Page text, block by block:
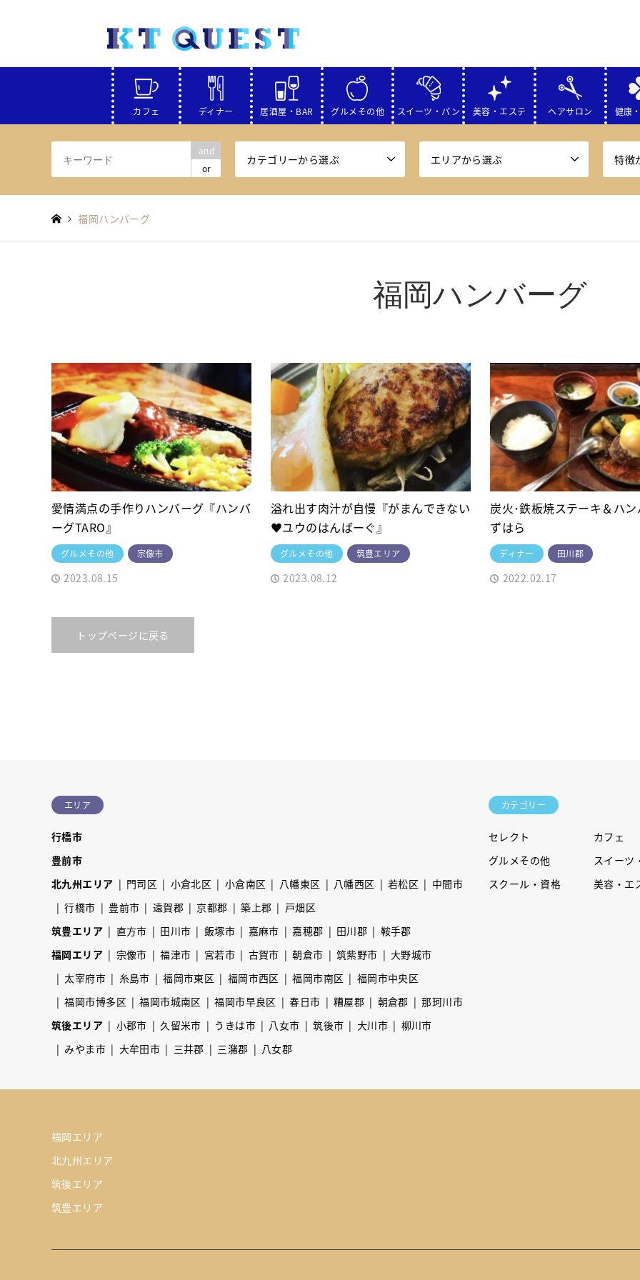
カフェ ディナー 居酒屋・BAR グルメその他 スイーツ・パン 美容・エステ ヘアサロン 健康
and
or
カテゴリーから選ぶ エリアから選ぶ 特徴
福岡ハンバーグ
福岡ハンバーグ
愛情満点の手作りハンバーグ『ハンバ
ーグTARO』
グルメその他 宗像市
2023.08.15
溢れ出す肉汁が自慢『がまんできない
♥ユウのはんばーぐ』
グルメその他 筑豊エリア
2023.08.12
炭火･鉄板焼ステーキ＆ハ
ずはら
ディナー 田川郡
2022.02.17
トップページに戻る
エリア
行橋市
豊前市
北九州エリア
門司区 小倉北区 小倉南区 八幡東区 八幡西区 若松区
中間市
行橋市
豊前市 遠賀郡 京都郡 築上郡
戸畑区
筑豊エリア
直方市 田川市 飯塚市 嘉麻市 嘉穂郡 田川郡
鞍手郡
福岡エリア
宗像市 福津市 宮若市 古賀市 朝倉市 筑紫野市
大野城市
太宰府市
糸島市 福岡市東区 福岡市西区 福岡市南区
福岡市中央区
福岡市博多区
福岡市城南区 福岡市早良区 春日市 糟屋郡 朝倉郡
那珂川市
筑後エリア
小郡市 久留米市 うきは市 八女市 筑後市 大川市
柳川市
みやま市
大牟田市 三井郡 三潴郡 八女郡
カテゴリー
セレクト
カフェ
グルメその他
スイーツ
スクール・資格
美容・エ
福岡エリア
北九州エリア
筑後エリア
筑豊エリア